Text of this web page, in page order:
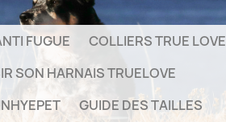
FUGUE
COLLIERS TRUE LOVE
SON HARNAIS TRUELOVE
GUIDE DES TAILLES